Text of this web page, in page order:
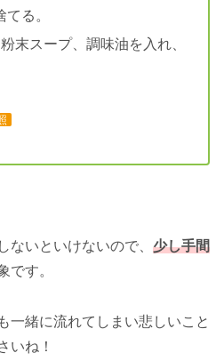
る。
末スープ、調味油を入れ、
ないといけないので、 少し手間
です。
一緒に流れてしまい悲しいこと
いね！